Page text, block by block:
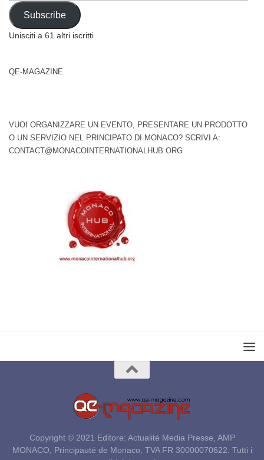
Address
Subscribe
Unisciti a 61 altri iscritti
QE-MAGAZINE
VUOI ORGANIZZARE UN EVENTO, PRESENTARE UN PRODOTTO
O UN SERVIZIO NEL PRINCIPATO DI MONACO? SCRIVI A:
CONTACT@MONACOINTERNATIONALHUB.ORG
Copyright © 2021 Editore: Actualité Media Presse, AMP
MONACO, Principauté de Monaco, TVA FR 30000070622. Tutti i